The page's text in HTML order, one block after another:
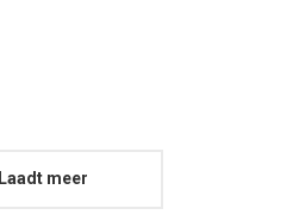
Laadt meer